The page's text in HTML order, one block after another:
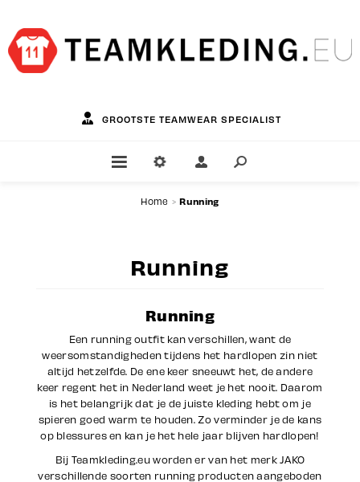
GROOTSTE TEAMWEAR SPECIALIST
Home > Running
Running
Running
Een running outfit kan verschillen, want de
weersomstandigheden tijdens het hardlopen zin niet
altijd hetzelfde. De ene keer sneeuwt het, de andere
keer regent het in Nederland weet je het nooit. Daarom
is het belangrijk dat je de juiste kleding hebt om je
spieren goed warm te houden. Zo verminder je de kans
op blessures en kan je het hele jaar blijven hardlopen!
Bij Teamkleding.eu worden er van het merk JAKO
verschillende soorten running producten aangeboden